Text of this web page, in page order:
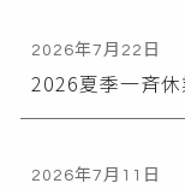
2026年7月22日
2026夏季一斉
2026年7月11日